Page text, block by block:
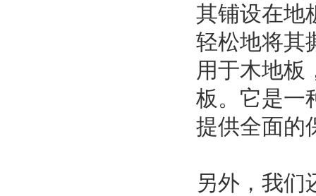
其铺设在地
轻松地将其
用于木地板
板。它是一
提供全面的
另外，我们